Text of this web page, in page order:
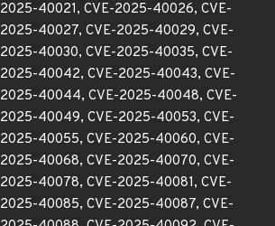
2025-40021, CVE-2025-40026, CVE-
2025-40027, CVE-2025-40029, CVE-
2025-40030, CVE-2025-40035, CVE-
2025-40042, CVE-2025-40043, CVE-
2025-40044, CVE-2025-40048, CVE-
2025-40049, CVE-2025-40053, CVE-
2025-40055, CVE-2025-40060, CVE-
2025-40068, CVE-2025-40070, CVE-
2025-40078, CVE-2025-40081, CVE-
2025-40085, CVE-2025-40087, CVE-